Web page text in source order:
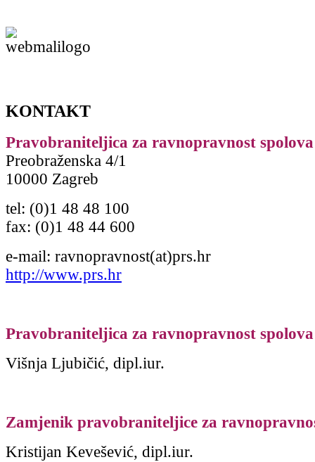
KONTAKT
Pravobraniteljica za ravnopravnost spolova
Preobraženska 4/1
10000 Zagreb
tel: (0)1 48 48 100
fax: (0)1 48 44 600
e-mail: ravnopravnost(at)prs.hr
http://www.prs.hr
Pravobraniteljica za ravnopravnost spolova
Višnja Ljubičić, dipl.iur.
Zamjenik pravobraniteljice za
Kristijan Kevešević, dipl.iur.